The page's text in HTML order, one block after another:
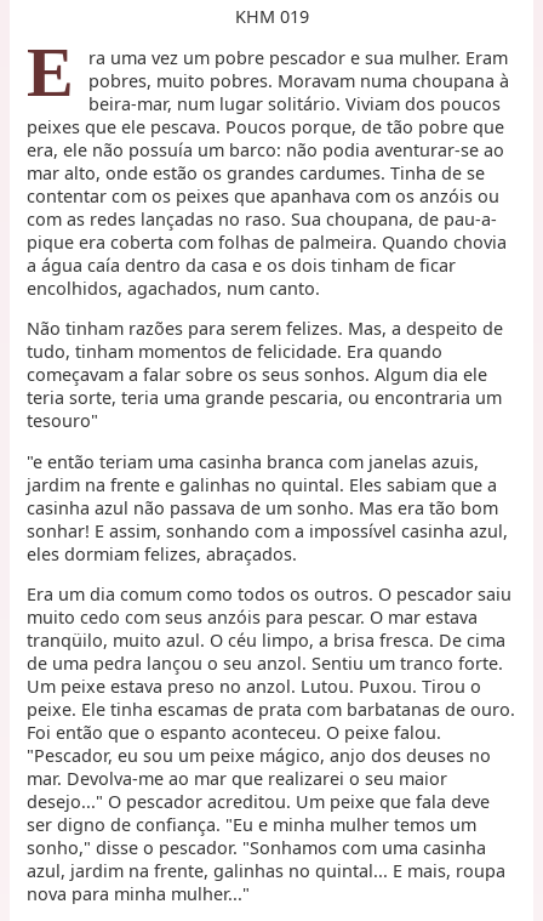
KHM 019
E
ra uma vez um pobre pescador e sua mulher. Eram
pobres, muito pobres. Moravam numa choupana à
beira-mar, num lugar solitário. Viviam dos poucos
peixes que ele pescava. Poucos porque, de tão pobre que
era, ele não possuía um barco: não podia aventurar-se ao
mar alto, onde estão os grandes cardumes. Tinha de se
contentar com os peixes que apanhava com os anzóis ou
com as redes lançadas no raso. Sua choupana, de pau-a-
pique era coberta com folhas de palmeira. Quando chovia
a água caía dentro da casa e os dois tinham de ficar
encolhidos, agachados, num canto.
Não tinham razões para serem felizes. Mas, a despeito de
tudo, tinham momentos de felicidade. Era quando
começavam a falar sobre os seus sonhos. Algum dia ele
teria sorte, teria uma grande pescaria, ou encontraria um
tesouro"
"e então teriam uma casinha branca com janelas azuis,
jardim na frente e galinhas no quintal. Eles sabiam que a
casinha azul não passava de um sonho. Mas era tão bom
sonhar! E assim, sonhando com a impossível casinha azul,
eles dormiam felizes, abraçados.
Era um dia comum como todos os outros. O pescador saiu
muito cedo com seus anzóis para pescar. O mar estava
tranqüilo, muito azul. O céu limpo, a brisa fresca. De cima
de uma pedra lançou o seu anzol. Sentiu um tranco forte.
Um peixe estava preso no anzol. Lutou. Puxou. Tirou o
peixe. Ele tinha escamas de prata com barbatanas de ouro.
Foi então que o espanto aconteceu. O peixe falou.
"Pescador, eu sou um peixe mágico, anjo dos deuses no
mar. Devolva-me ao mar que realizarei o seu maior
desejo..." O pescador acreditou. Um peixe que fala deve
ser digno de confiança. "Eu e minha mulher temos um
sonho," disse o pescador. "Sonhamos com uma casinha
azul, jardim na frente, galinhas no quintal... E mais, roupa
nova para minha mulher..."